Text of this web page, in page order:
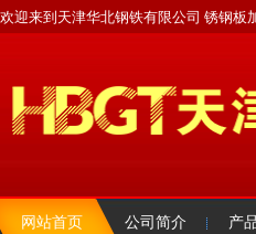
欢迎来到天津华北钢铁有限公司 锈钢板
网站首页 公司简介 产